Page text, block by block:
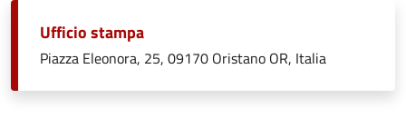
Ufficio stampa
Piazza Eleonora, 25, 09170 Oristano OR, Italia